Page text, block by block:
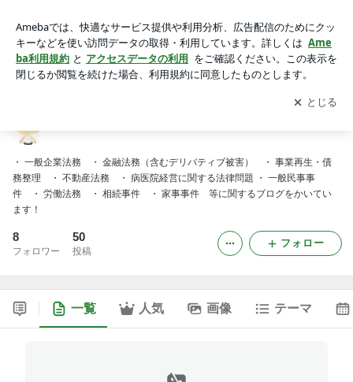
アプリをダウンロードして ブログの更新通知
を受け取りまし
ょう。
開く
・ 一般企業法務 ・ 金融法務（含むデリバティブ被害） ・ 事業再生・債
務整理 ・ 不動産法務 ・ 病医院経営に関する法律問題 ・ 一般民事事
件 ・ 労働法務 ・ 相続事件 ・ 家事事件 等に関するブログをかいてい
ます！
8
フォロワー
50
投稿
フォロー
一覧 人気 画像 テーマ